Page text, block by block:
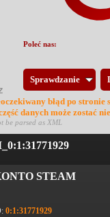
Sprawdzanie
błąd po stronie
danych może zostać
be parsed as XML
STEAM
0:1:31771929
Poleć nas: